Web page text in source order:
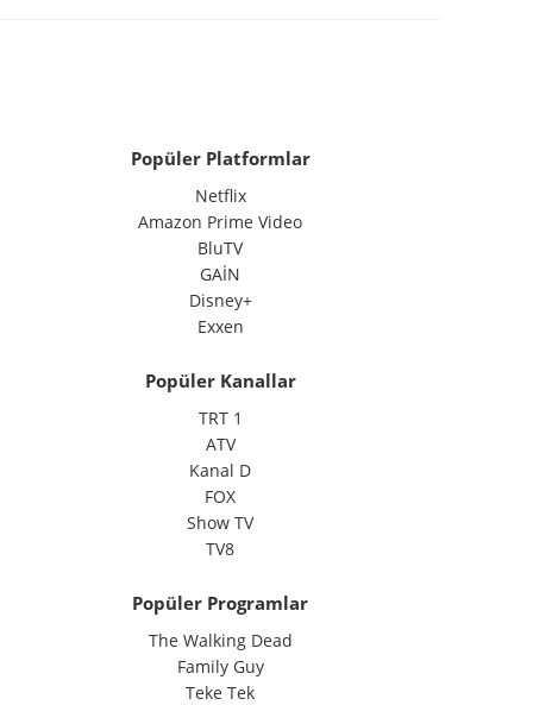
Popüler Platformlar
Netflix
Amazon Prime Video
BluTV
GAİN
Disney+
Exxen
Popüler Kanallar
TRT 1
ATV
Kanal D
FOX
Show TV
TV8
Popüler Programlar
The Walking Dead
Family Guy
Teke Tek